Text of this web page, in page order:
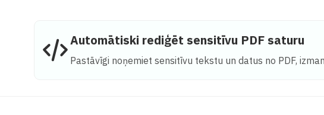
Automātiski rediģēt sensitīvu PDF saturu
Pastāvīgi noņemiet sensitīvu tekstu un datus no PDF,